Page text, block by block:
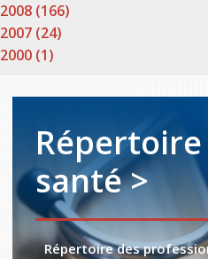
2008 (166)
2007 (24)
2000 (1)
Répertoire
santé >
Répertoire des